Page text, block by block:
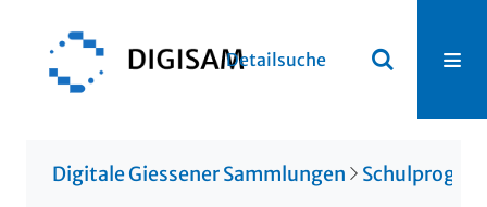
Detailsuche
Digitale Giessener Sammlungen